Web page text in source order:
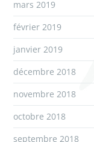
mars 2019
février 2019
janvier 2019
décembre 2018
novembre 2018
octobre 2018
septembre 2018